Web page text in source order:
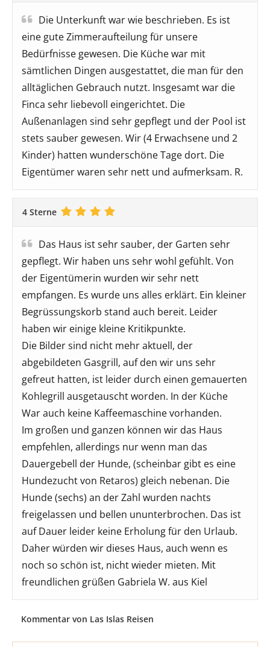
Die Unterkunft war wie beschrieben. Es ist
eine gute Zimmeraufteilung für unsere
Bedürfnisse gewesen. Die Küche war mit
sämtlichen Dingen ausgestattet, die man für den
alltäglichen Gebrauch nutzt. Insgesamt war die
Finca sehr liebevoll eingerichtet. Die
Außenanlagen sind sehr gepflegt und der Pool ist
stets sauber gewesen. Wir (4 Erwachsene und 2
Kinder) hatten wunderschöne Tage dort. Die
Eigentümer waren sehr nett und aufmerksam. R.
4 Sterne
Das Haus ist sehr sauber, der Garten sehr
gepflegt. Wir haben uns sehr wohl gefühlt. Von
der Eigentümerin wurden wir sehr nett
empfangen. Es wurde uns alles erklärt. Ein kleiner
Begrüssungskorb stand auch bereit. Leider
haben wir einige kleine Kritikpunkte.
Die Bilder sind nicht mehr aktuell, der
abgebildeten Gasgrill, auf den wir uns sehr
gefreut hatten, ist leider durch einen gemauerten
Kohlegrill ausgetauscht worden. In der Küche
War auch keine Kaffeemaschine vorhanden.
Im großen und ganzen können wir das Haus
empfehlen, allerdings nur wenn man das
Dauergebell der Hunde, (scheinbar gibt es eine
Hundezucht von Retaros) gleich nebenan. Die
Hunde (sechs) an der Zahl wurden nachts
freigelassen und bellen ununterbrochen. Das ist
auf Dauer leider keine Erholung für den Urlaub.
Daher würden wir dieses Haus, auch wenn es
noch so schön ist, nicht wieder mieten. Mit
freundlichen grüßen Gabriela W. aus Kiel
Kommentar von Las Islas Reisen